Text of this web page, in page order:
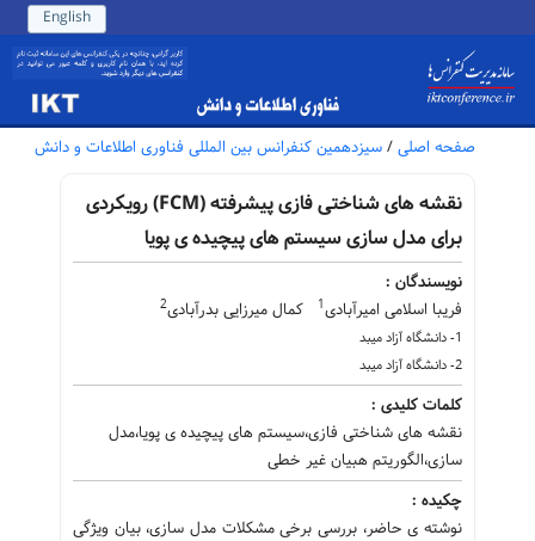
English
صفحه اصلی / سیزدهمین کنفرانس بین المللی فناوری اطلاعات و دانش
‌نقشه های شناختی فازی پیشرفته (FCM) رویکردی
برای مدل سازی سیستم های پیچیده ی پویا
نویسندگان :
فریبا اسلامی امیرآبادی1 کمال میرزایی بدرآبادی2
1- دانشگاه آزاد میبد
2- دانشگاه آزاد میبد
کلمات کلیدی :
نقشه های شناختی فازی،سیستم های پیچیده ی پویا،مدل
سازی،الگوریتم هبیان غیر خطی
چکیده :
نوشته ی حاضر، بررسی برخی مشکلات مدل سازی، بیان ویژگی